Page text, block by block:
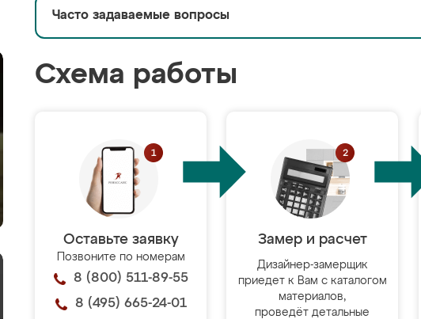
Часто задаваемые вопросы
Схема работы
Оставьте заявку
Позвоните по номерам
8 (800) 511-89-55
8 (495) 665-24-01
Замер и расчет
Дизайнер-замерщик
приедет к Вам с каталогом
материалов,
проведёт детальные